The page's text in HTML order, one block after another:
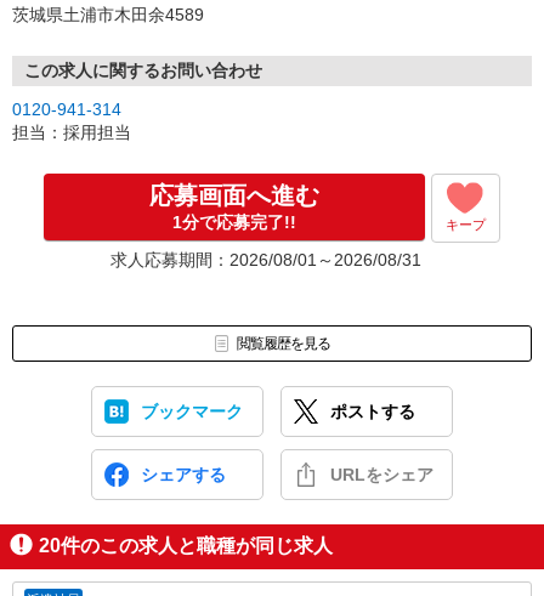
茨城県土浦市木田余4589
この求人に関するお問い合わせ
0120-941-314
担当：採用担当
応募画面へ進む
1分で応募完了!! キープ
求人応募期間：2026/08/01～2026/08/31
閲覧履歴を見る
ブックマーク ポストする
シェアする URLをシェア
20件のこの求人と職種が同じ求人